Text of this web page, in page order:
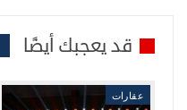
قد يعجبك أيضًا
عقارات